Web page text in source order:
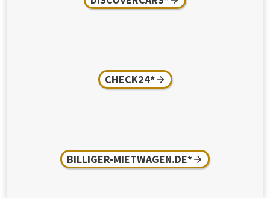
CHECK24*
BILLIGER-MIETWAGEN.DE*